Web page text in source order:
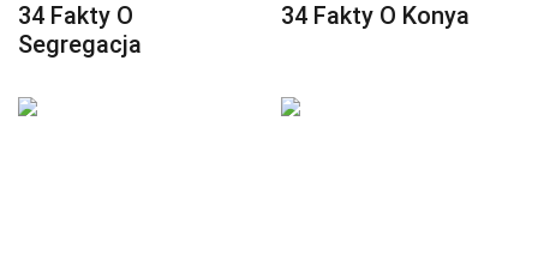
34 Fakty O
Segregacja
34 Fakty O Konya